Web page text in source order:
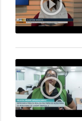
play_circle_outline